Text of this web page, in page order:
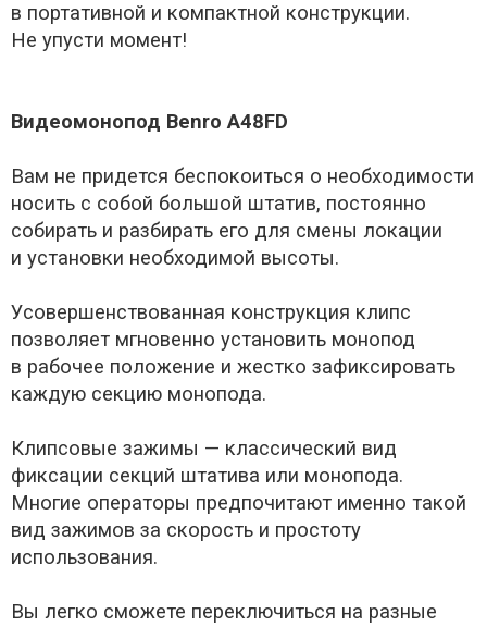
в портативной и компактной конструкции.
Не упусти момент!
Видеомонопод Benro A48FD
Вам не придется беспокоиться о необходимости
носить с собой большой штатив, постоянно
собирать и разбирать его для смены локации
и установки необходимой высоты.
Усовершенствованная конструкция клипс
позволяет мгновенно установить монопод
в рабочее положение и жестко зафиксировать
каждую секцию монопода.
Клипсовые зажимы — классический вид
фиксации секций штатива или монопода.
Многие операторы предпочитают именно такой
вид зажимов за скорость и простоту
использования.
Вы легко сможете переключиться на разные